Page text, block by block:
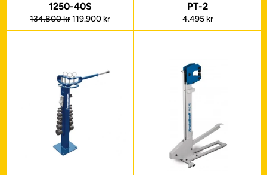
1250-40S
Normalpris
134.800 krUdsalgspris
119.900 kr
PT-2
Normalpris
4.495 kr